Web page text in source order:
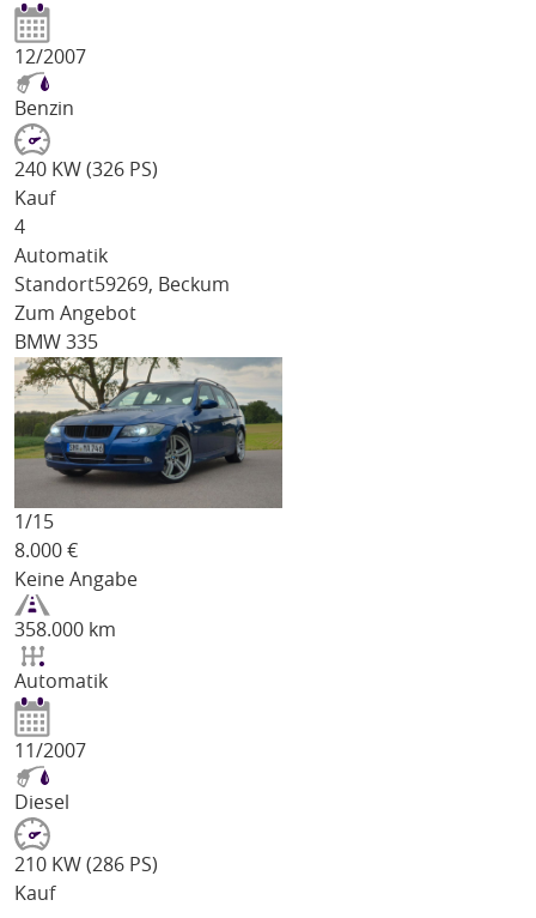
12/2007
Benzin
240 KW (326 PS)
Kauf
4
Automatik
Standort59269, Beckum
Zum Angebot
BMW 335
1/15
8.000 €
Keine Angabe
358.000 km
Automatik
11/2007
Diesel
210 KW (286 PS)
Kauf